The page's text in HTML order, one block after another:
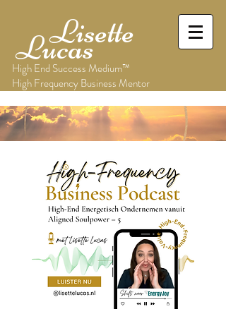
Lisette
Lucas
High End Success Medium™
High Frequency Business Mentor